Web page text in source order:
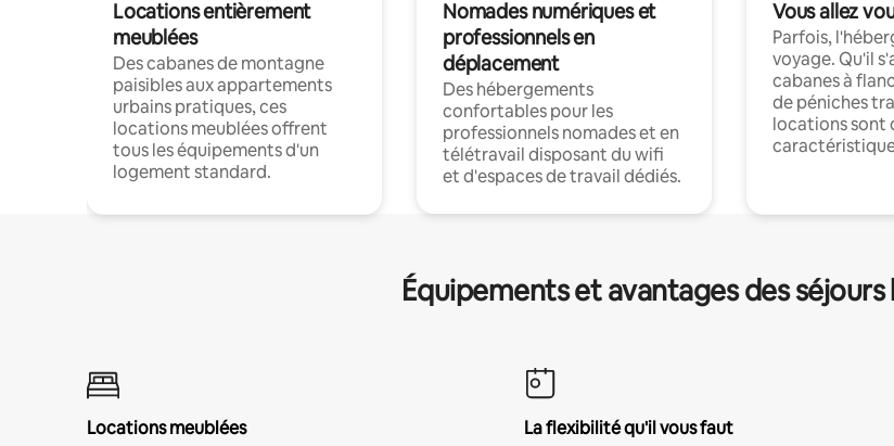
Locations entièrement
meublées
Des cabanes de montagne
paisibles aux appartements
urbains pratiques, ces
locations meublées offrent
tous les équipements d'un
logement standard.
Nomades numériques et
professionnels en
déplacement
Des hébergements
confortables pour les
professionnels nomades et en
télétravail disposant du wifi
et d'espaces de travail dédiés.
Vous allez
Parfois,
voyage. Qu'il
cabanes à
de péniches
locations sont
Équipements et avantages des
Locations meublées
La flexibilité qu'il vous faut